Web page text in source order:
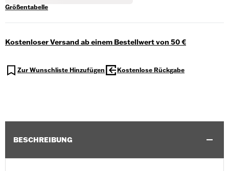
Größentabelle
Kostenloser Versand ab einem Bestellwert von 50 €
Zur Wunschliste Hinzufügen Kostenlose Rückgabe
BESCHREIBUNG